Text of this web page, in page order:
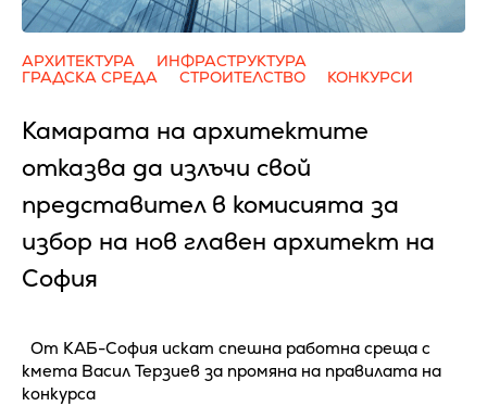
АРХИТЕКТУРА
ИНФРАСТРУКТУРА
ГРАДСКА СРЕДА
СТРОИТЕЛСТВО КОНКУРСИ
Камарата на архитектите
отказва да излъчи свой
представител в комисията за
избор на нов главен архитект на
София
От КАБ-София искат спешна работна среща с
кмета Васил Терзиев за промяна на правилата на
конкурса